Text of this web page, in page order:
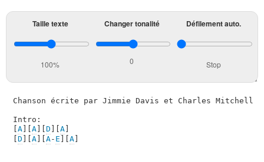
Taille texte
100%
Changer tonalité
0
Défilement auto.
Stop
Chanson écrite par Jimmie Davis et Charles Mitchell
Intro:
A][ A][ D A]
D A][ A- E A]